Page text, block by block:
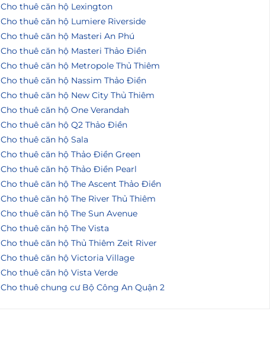
Cho thuê căn hộ Lexington
Cho thuê căn hộ Lumiere Riverside
Cho thuê căn hộ Masteri An Phú
Cho thuê căn hộ Masteri Thảo Điền
Cho thuê căn hộ Metropole Thủ Thiêm
Cho thuê căn hộ Nassim Thảo Điền
Cho thuê căn hộ New City Thủ Thiêm
Cho thuê căn hộ One Verandah
Cho thuê căn hộ Q2 Thảo Điền
Cho thuê căn hộ Sala
Cho thuê căn hộ Thảo Điền Green
Cho thuê căn hộ Thảo Điền Pearl
Cho thuê căn hộ The Ascent Thảo Điền
Cho thuê căn hộ The River Thủ Thiêm
Cho thuê căn hộ The Sun Avenue
Cho thuê căn hộ The Vista
Cho thuê căn hộ Thủ Thiêm Zeit River
Cho thuê căn hộ Victoria Village
Cho thuê căn hộ Vista Verde
Cho thuê chung cư Bộ Công An Quận 2